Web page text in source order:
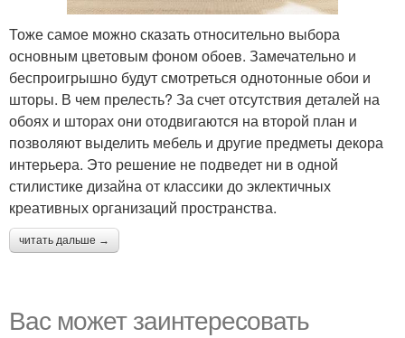
Тоже самое можно сказать относительно выбора
основным цветовым фоном обоев. Замечательно и
беспроигрышно будут смотреться однотонные обои и
шторы. В чем прелесть? За счет отсутствия деталей на
обоях и шторах они отодвигаются на второй план и
позволяют выделить мебель и другие предметы декора
интерьера. Это решение не подведет ни в одной
стилистике дизайна от классики до эклектичных
креативных организаций пространства.
читать дальше →
Вас может заинтересовать